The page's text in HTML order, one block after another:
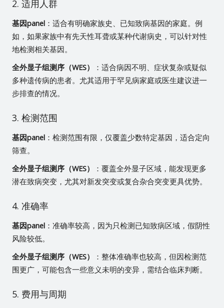
2. 适用人群
基因panel：适合有明确家族史、已知致病基因的家庭。例
如，如果家族中有先天性耳聋或某种代谢病史，可以针对性
地检测相关基因。
全外显子组测序（WES）
：适合病因不明、症状复杂或疑似
多种遗传病的患者。尤其适用于罕见病家庭或医生建议进一
步排查的情况。
3. 检测范围
基因panel：检测范围有限，仅覆盖少数特定基因，适合定向
筛查。
全外显子组测序（WES）
：覆盖全外显子区域，能发现更多
潜在致病突变，尤其对新发突变或复合杂合突变更具优势。
4. 准确率
基因panel：准确率较高，因为只检测已知致病区域，假阴性
风险较低。
全外显子组测序（WES）
：整体准确率也较高，但因检测范
围更广，可能包含一些意义未明的变异，需结合临床判断。
5. 费用与周期